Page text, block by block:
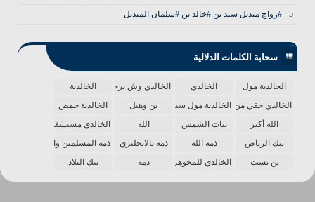
5
#زواج منديل سند بن #خالد بن #سلمان المنديل
سحابة الكلمات الدلالية
الخالدية مول الخالدي الخالدي وش يرجع
الخالدية
الخالدي حقي من الدنياالخالدية مول سينما بن وهيل
الخالدية حمص
الله أكبر
بنات الشمس الله
الخالدي مستشفى
بنك الرياض
ذمة الله ذمة بالانجليزي
ذمة المسلمين واحدة
بن بست
الخالدي للمجوهرات ذمة بنك البلاد